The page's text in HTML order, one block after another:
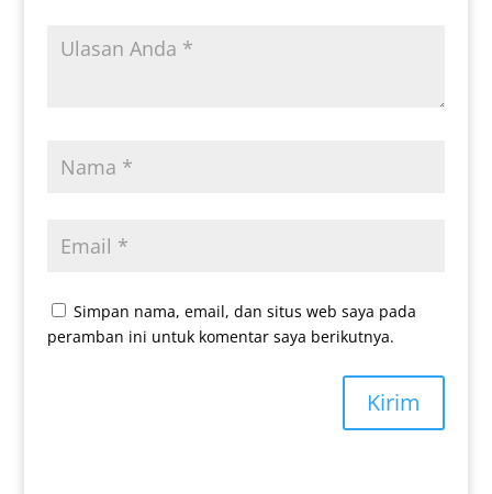
Simpan nama, email, dan situs web saya pada
peramban ini untuk komentar saya berikutnya.
Kirim